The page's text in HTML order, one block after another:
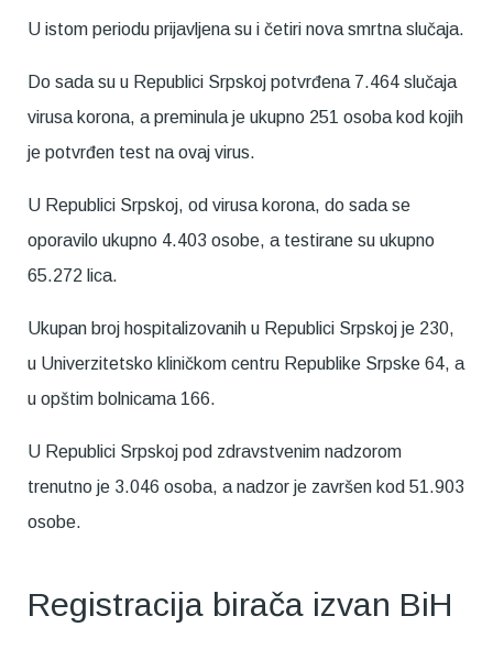
U istom periodu prijavljena su i četiri nova smrtna slučaja.
Do sada su u Republici Srpskoj potvrđena 7.464 slučaja
virusa korona, a preminula je ukupno 251 osoba kod kojih
je potvrđen test na ovaj virus.
U Republici Srpskoj, od virusa korona, do sada se
oporavilo ukupno 4.403 osobe, a testirane su ukupno
65.272 lica.
Ukupan broj hospitalizovanih u Republici Srpskoj je 230,
u Univerzitetsko kliničkom centru Republike Srpske 64, a
u opštim bolnicama 166.
U Republici Srpskoj pod zdravstvenim nadzorom
trenutno je 3.046 osoba, a nadzor je završen kod 51.903
osobe.
Registracija birača izvan BiH